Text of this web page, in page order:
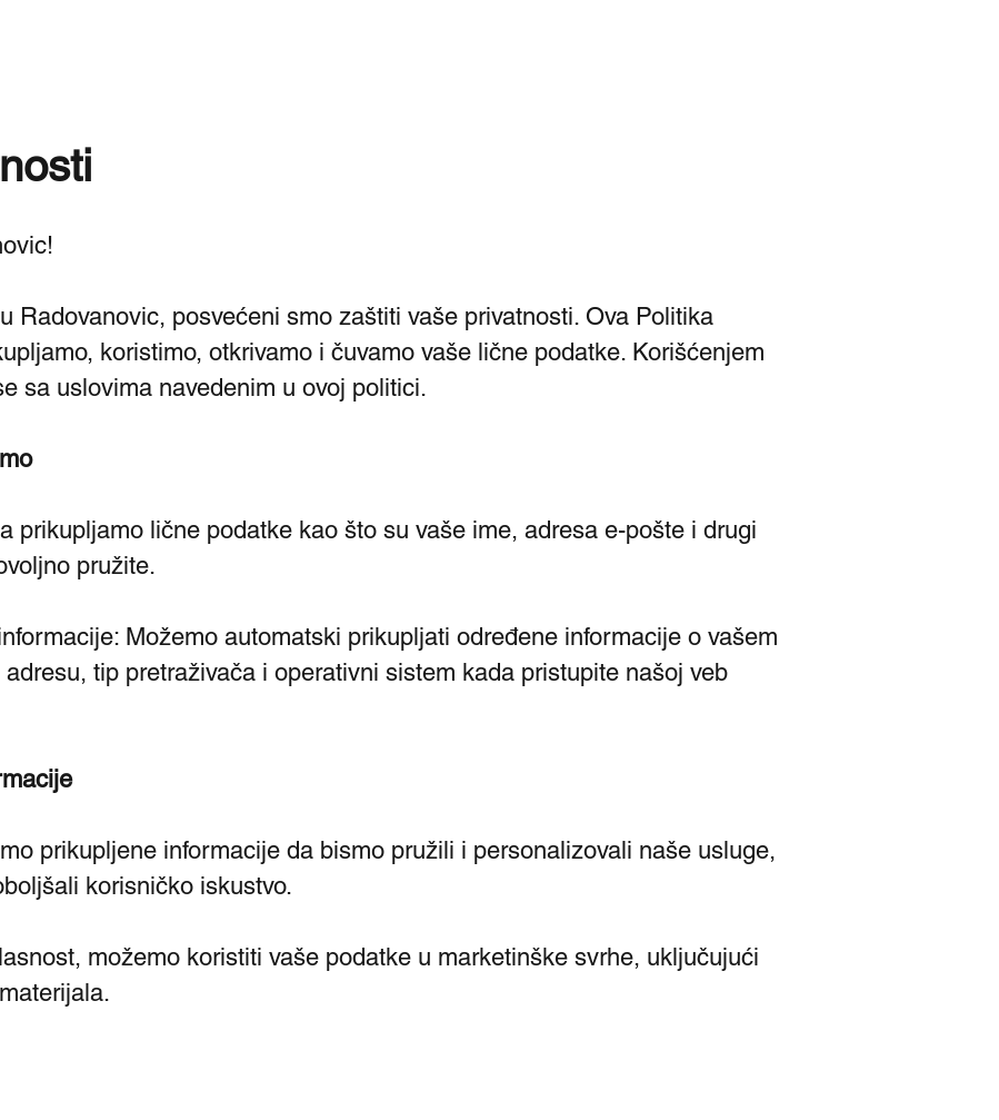
Radovanovic, posvećeni smo zaštiti vaše privatnosti. Ova Politika
koristimo, otkrivamo i čuvamo vaše lične podatke. Korišćenjem
sa uslovima navedenim u ovoj politici.
prikupljamo lične podatke kao što su vaše ime, adresa e-pošte i drugi
pružite.
Možemo automatski prikupljati određene informacije o vašem
tip pretraživača i operativni sistem kada pristupite našoj veb
prikupljene informacije da bismo pružili i personalizovali naše usluge,
korisničko iskustvo.
možemo koristiti vaše podatke u marketinške svrhe, uključujući